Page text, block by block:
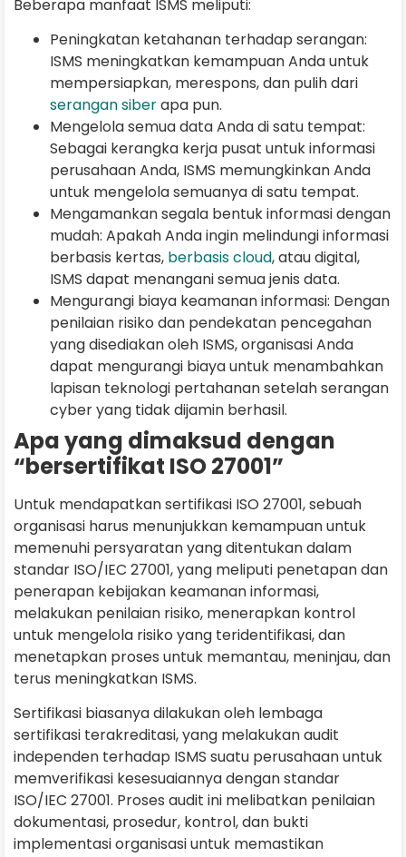
Beberapa manfaat ISMS meliputi:
Peningkatan ketahanan terhadap serangan:
ISMS meningkatkan kemampuan Anda untuk
mempersiapkan, merespons, dan pulih dari
serangan siberapa pun.
Mengelola semua data Anda di satu tempat:
Sebagai kerangka kerja pusat untuk informasi
perusahaan Anda, ISMS memungkinkan Anda
untuk mengelola semuanya di satu tempat.
Mengamankan segala bentuk informasi dengan
mudah: Apakah Anda ingin melindungi informasi
berbasis kertas, berbasis cloud, atau digital,
ISMS dapat menangani semua jenis data.
Mengurangi biaya keamanan informasi: Dengan
penilaian risiko dan pendekatan pencegahan
yang disediakan oleh ISMS, organisasi Anda
dapat mengurangi biaya untuk menambahkan
lapisan teknologi pertahanan setelah serangan
cyber yang tidak dijamin berhasil.
Apa yang dimaksud dengan
“bersertifikat ISO 27001”
Untuk mendapatkan sertifikasi ISO 27001, sebuah
organisasi harus menunjukkan kemampuan untuk
memenuhi persyaratan yang ditentukan dalam
standar ISO/IEC 27001, yang meliputi penetapan dan
penerapan kebijakan keamanan informasi,
melakukan penilaian risiko, menerapkan kontrol
untuk mengelola risiko yang teridentifikasi, dan
menetapkan proses untuk memantau, meninjau, dan
terus meningkatkan ISMS.
Sertifikasi biasanya dilakukan oleh lembaga
sertifikasi terakreditasi, yang melakukan audit
independen terhadap ISMS suatu perusahaan untuk
memverifikasi kesesuaiannya dengan standar
ISO/IEC 27001. Proses audit ini melibatkan penilaian
dokumentasi, prosedur, kontrol, dan bukti
implementasi organisasi untuk memastikan